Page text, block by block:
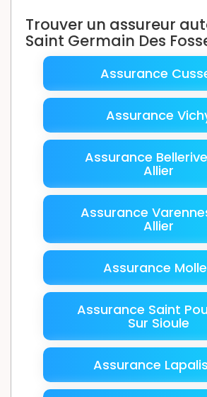
Trouver un assureur
Saint Germain Des
Assurance
Assurance
Assurance
Allier
Assurance
Allier
Assurance
Assurance Saint
Sur Sioule
Assurance